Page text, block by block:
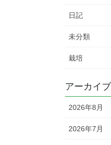
日記
未分類
栽培
アーカイブ
2026年8月
2026年7月